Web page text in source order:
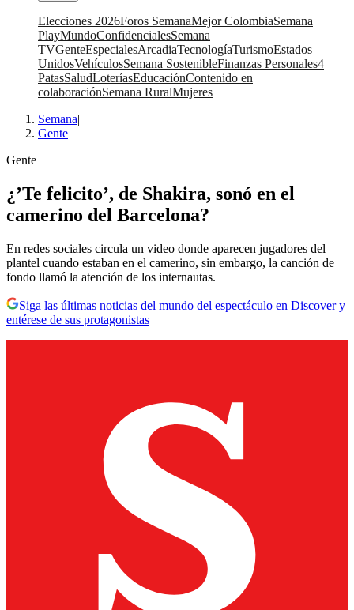
Elecciones 2026Foros SemanaMejor ColombiaSemana
PlayMundoConfidencialesSemana
TVGenteEspecialesArcadiaTecnologíaTurismoEstados
UnidosVehículosSemana SostenibleFinanzas Personales4
PatasSaludLoteríasEducaciónContenido en
colaboraciónSemana RuralMujeres
Semana|
Gente
Gente
¿’Te felicito’, de Shakira, sonó en el
camerino del Barcelona?
En redes sociales circula un video donde aparecen jugadores del
plantel cuando estaban en el camerino, sin embargo, la canción de
fondo llamó la atención de los internautas.
Siga las últimas noticias del mundo del espectáculo en Discover y
entérese de sus protagonistas